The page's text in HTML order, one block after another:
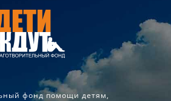
фонд помощи детям,